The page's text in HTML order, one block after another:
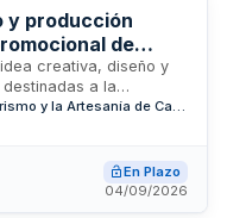
y producción
de
- ETURIA
creativa, diseño y
a la
de Castilla-La
es gestionado por la
Castilla-La Mancha,
integral que
En Plazo
04/09/2026